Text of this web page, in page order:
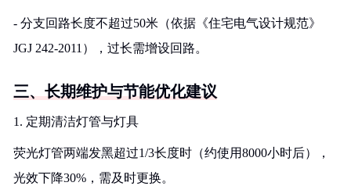
- 分支回路长度不超过50米（依据《住宅电气设计规范》
JGJ 242-2011），过长需增设回路。
三、长期维护与节能优化建议
1. 定期清洁灯管与灯具
荧光灯管两端发黑超过1/3长度时（约使用8000小时后），
光效下降30%，需及时更换。